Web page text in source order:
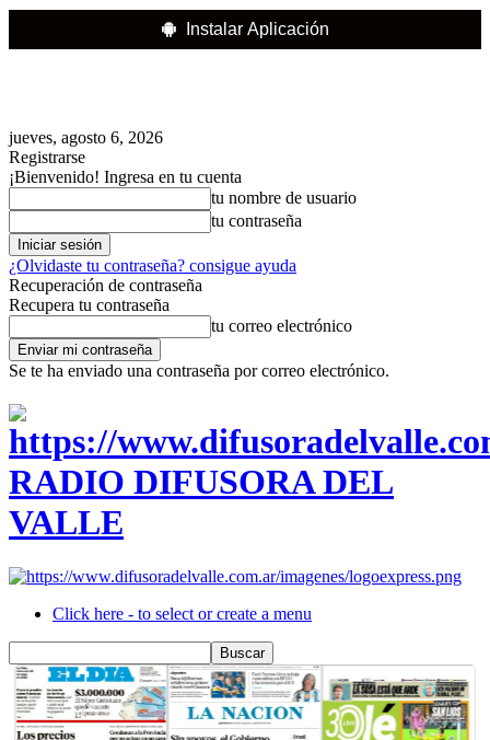
Instalar Aplicación
jueves, agosto 6, 2026
Registrarse
¡Bienvenido! Ingresa en tu cuenta
tu nombre de usuario
tu contraseña
¿Olvidaste tu contraseña? consigue ayuda
Recuperación de contraseña
Recupera tu contraseña
tu correo electrónico
Se te ha enviado una contraseña por correo electrónico.
RADIO DIFUSORA DEL
VALLE
Click here - to select or create a menu